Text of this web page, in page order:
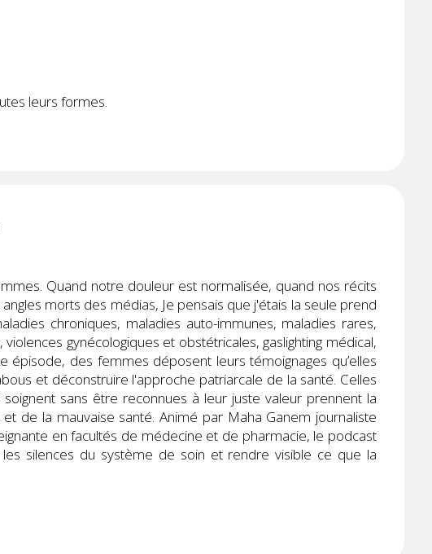
leurs formes.
Quand notre douleur est normalisée, quand nos récits
morts des médias, Je pensais que j'étais la seule prend
chroniques, maladies auto-immunes, maladies rares,
gynécologiques et obstétricales, gaslighting médical,
épisode, des femmes déposent leurs témoignages qu’elles
et déconstruire l'approche patriarcale de la santé. Celles
sans être reconnues à leur juste valeur prennent la
de la mauvaise santé. Animé par Maha Ganem journaliste
en facultés de médecine et de pharmacie, le podcast
silences du système de soin et rendre visible ce que la